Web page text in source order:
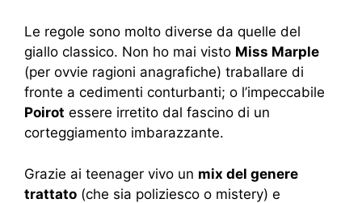
Le regole sono molto diverse da quelle del
giallo classico. Non ho mai visto Miss Marple
(per ovvie ragioni anagrafiche) traballare di
fronte a cedimenti conturbanti; o l’impeccabile
Poirot essere irretito dal fascino di un
corteggiamento imbarazzante.
Grazie ai teenager vivo un mix del genere
trattato (che sia poliziesco o mistery) e